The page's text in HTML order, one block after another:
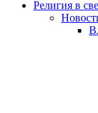
Религия в